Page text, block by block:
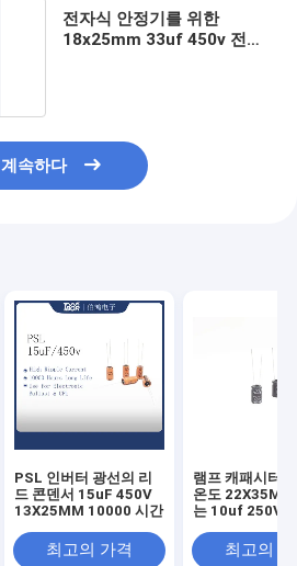
전자식 안정기를 위한
18x25mm 33uf 450v 전해
계속하다
PSL 인버터 광선의 리
드 콘덴서 15uF 450V
13X25MM 10000 시간
최고의 가격
램프 캐패시터
온도 22X35MM
는 10uf 250V
최고의